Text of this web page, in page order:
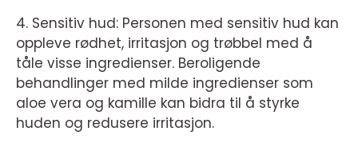
4. Sensitiv hud: Personen med sensitiv hud kan
oppleve rødhet, irritasjon og trøbbel med å
tåle visse ingredienser. Beroligende
behandlinger med milde ingredienser som
aloe vera og kamille kan bidra til å styrke
huden og redusere irritasjon.